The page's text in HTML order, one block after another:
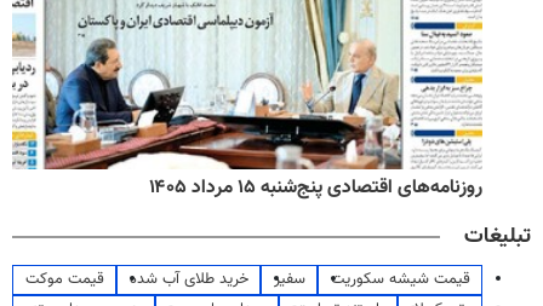
روزنامه‌های صبح پنج‌شنبه ۱۵ مرداد ۱۴۰۵
تبلیغات
قیمت شیشه سکوریت سفیر خرید طلای آب شده
قیمت موکت